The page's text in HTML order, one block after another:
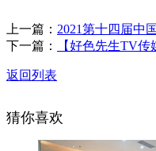
上一篇： 2021第十四届中
下一篇：
【好色先生TV
返回列表
猜你喜欢